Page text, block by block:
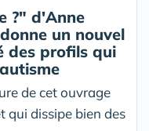
?" d'Anne
un nouvel
des profils qui
de cet ouvrage
qui dissipe bien des